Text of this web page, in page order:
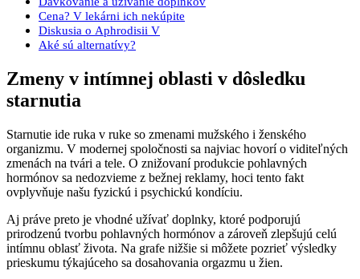
Cena? V lekárni ich nekúpite
Diskusia o Aphrodisii V
Aké sú alternatívy?
Zmeny v intímnej oblasti v dôsledku
starnutia
Starnutie ide ruka v ruke so zmenami mužského i ženského
organizmu. V modernej spoločnosti sa najviac hovorí o viditeľných
zmenách na tvári a tele. O znižovaní produkcie pohlavných
hormónov sa nedozvieme z bežnej reklamy, hoci tento fakt
ovplyvňuje našu fyzickú i psychickú kondíciu.
Aj práve preto je vhodné užívať doplnky, ktoré podporujú
prirodzenú tvorbu pohlavných hormónov a zároveň zlepšujú celú
intímnu oblasť života. Na grafe nižšie si môžete pozrieť výsledky
prieskumu týkajúceho sa dosahovania orgazmu u žien.